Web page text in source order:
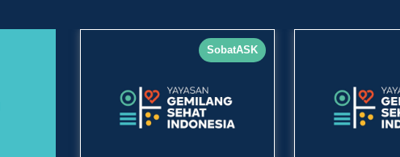
SobatASK